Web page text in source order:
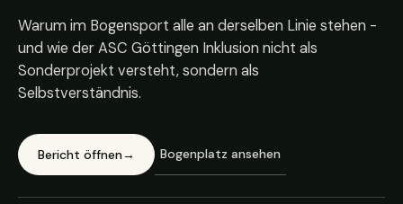
Warum im Bogensport alle an derselben Linie stehen -
und wie der ASC Göttingen Inklusion nicht als
Sonderprojekt versteht, sondern als
Selbstverständnis.
Bericht öffnen→ Bogenplatz ansehen